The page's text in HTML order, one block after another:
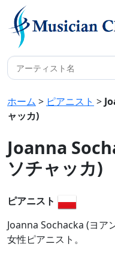
ホーム > ピアニスト >
ャッカ)
Joanna
ソチャッカ)
ピアニスト
Joanna Sochacka (ヨア
女性ピアニスト。